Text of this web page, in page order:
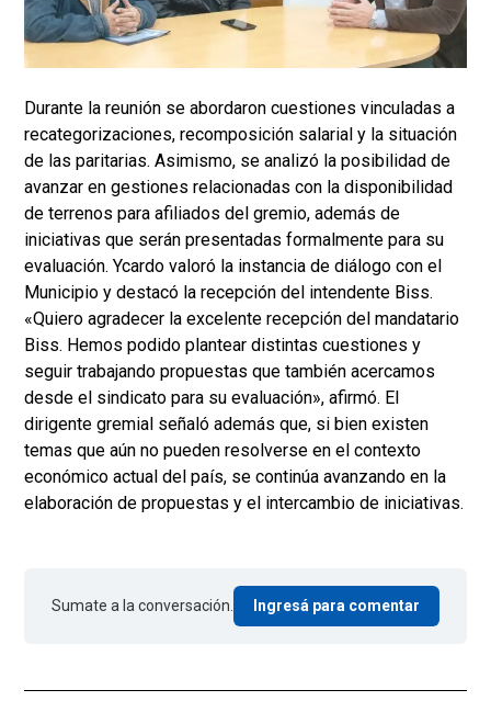
Durante la reunión se abordaron cuestiones vinculadas a
recategorizaciones, recomposición salarial y la situación
de las paritarias. Asimismo, se analizó la posibilidad de
avanzar en gestiones relacionadas con la disponibilidad
de terrenos para afiliados del gremio, además de
iniciativas que serán presentadas formalmente para su
evaluación. Ycardo valoró la instancia de diálogo con el
Municipio y destacó la recepción del intendente Biss.
«Quiero agradecer la excelente recepción del mandatario
Biss. Hemos podido plantear distintas cuestiones y
seguir trabajando propuestas que también acercamos
desde el sindicato para su evaluación», afirmó. El
dirigente gremial señaló además que, si bien existen
temas que aún no pueden resolverse en el contexto
económico actual del país, se continúa avanzando en la
elaboración de propuestas y el intercambio de iniciativas.
Sumate a la conversación. Ingresá para comentar